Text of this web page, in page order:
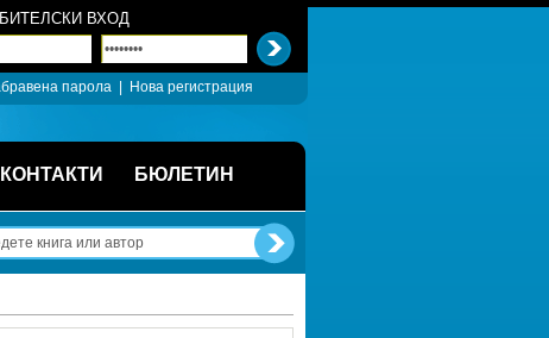
ВХОД
парола Нова регистрация
КОНТАКТИ БЮЛЕТИН